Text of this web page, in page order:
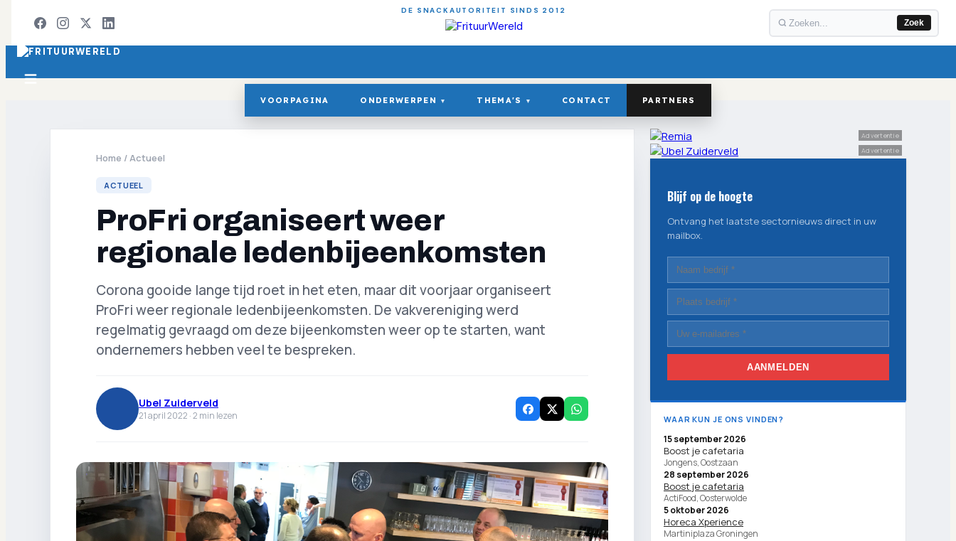
DE SNACKAUTORITEIT SINDS 2012
Zoek
VOORPAGINA ONDERWERPEN ▾ THEMA'S ▾ CONTACT PARTNERS
Home /Actueel
ACTUEEL
ProFri organiseert weer
regionale ledenbijeenkomsten
Corona gooide lange tijd roet in het eten, maar dit voorjaar organiseert
ProFri weer regionale ledenbijeenkomsten. De vakvereniging werd
regelmatig gevraagd om deze bijeenkomsten weer op te starten, want
ondernemers hebben veel te bespreken.
Ubel Zuiderveld
21 april 2022 ·2 min lezen
Advertentie
Advertentie
Blijf op de hoogte
Ontvang het laatste sectornieuws direct in uw
mailbox.
AANMELDEN
WAAR KUN JE ONS VINDEN?
15 september 2026
Boost je cafetaria
Jongens, Oostzaan
28 september 2026
Boost je cafetaria
ActiFood, Oosterwolde
5 oktober 2026
Horeca Xperience
Martiniplaza Groningen